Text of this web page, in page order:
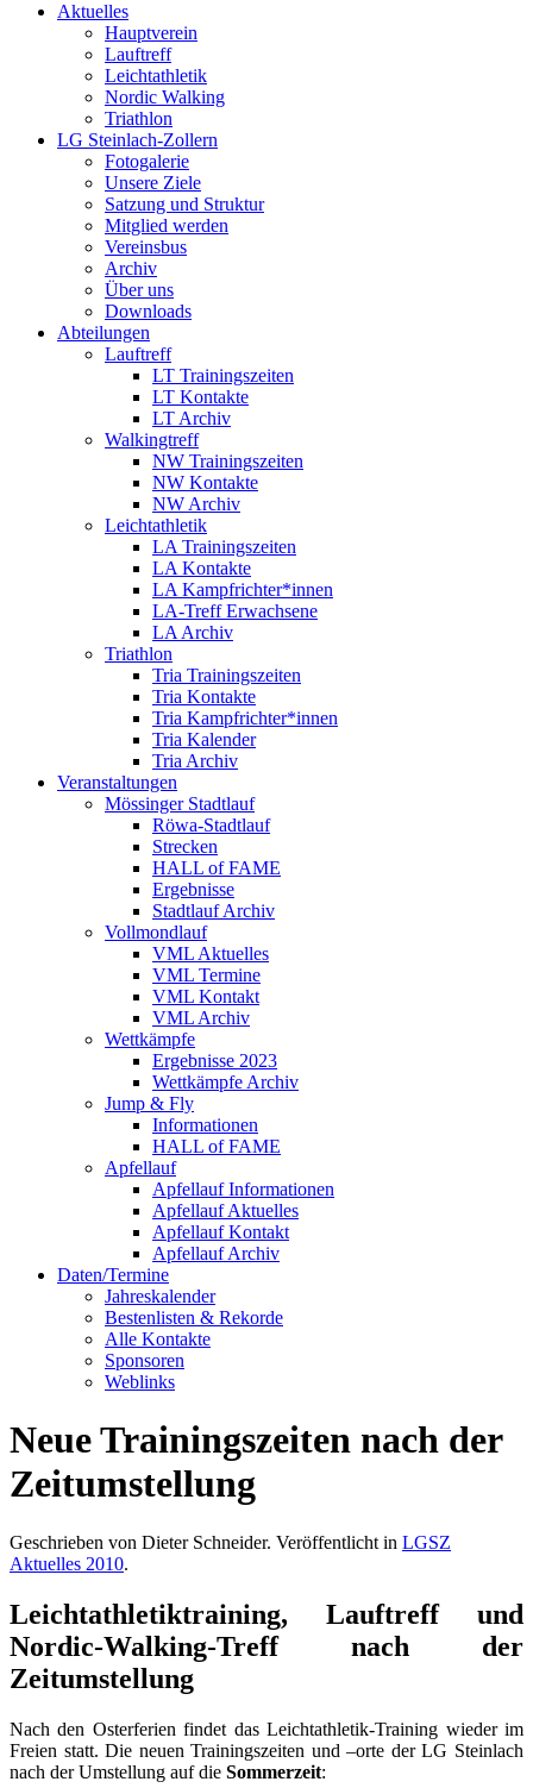
Aktuelles
Hauptverein
Lauftreff
Leichtathletik
Nordic Walking
Triathlon
LG Steinlach-Zollern
Fotogalerie
Unsere Ziele
Satzung und Struktur
Mitglied werden
Vereinsbus
Archiv
Über uns
Downloads
Abteilungen
Lauftreff
LT Trainingszeiten
LT Kontakte
LT Archiv
Walkingtreff
NW Trainingszeiten
NW Kontakte
NW Archiv
Leichtathletik
LA Trainingszeiten
LA Kontakte
LA Kampfrichter*innen
LA-Treff Erwachsene
LA Archiv
Triathlon
Tria Trainingszeiten
Tria Kontakte
Tria Kampfrichter*innen
Tria Kalender
Tria Archiv
Veranstaltungen
Mössinger Stadtlauf
Röwa-Stadtlauf
Strecken
HALL of FAME
Ergebnisse
Stadtlauf Archiv
Vollmondlauf
VML Aktuelles
VML Termine
VML Kontakt
VML Archiv
Wettkämpfe
Ergebnisse 2023
Wettkämpfe Archiv
Jump & Fly
Informationen
HALL of FAME
Apfellauf
Apfellauf Informationen
Apfellauf Aktuelles
Apfellauf Kontakt
Apfellauf Archiv
Daten/Termine
Jahreskalender
Bestenlisten & Rekorde
Alle Kontakte
Sponsoren
Weblinks
Neue Trainingszeiten nach der
Zeitumstellung
Geschrieben von Dieter Schneider. Veröffentlicht in LGSZ
Aktuelles 2010.
Leichtathletiktraining, Lauftreff und
Nordic-Walking-Treff nach der
Zeitumstellung
Nach den Osterferien findet das Leichtathletik-Training wieder im
Freien statt. Die neuen Trainingszeiten und –orte der LG Steinlach
nach der Umstellung auf die Sommerzeit: